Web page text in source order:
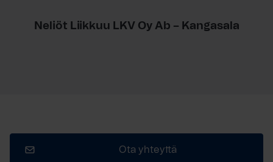
Neliöt Liikkuu LKV Oy Ab – Kangasala
Ota yhteyttä